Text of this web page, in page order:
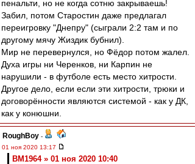
пенальти, но не когда сотню закрываешь!
Забил, потом Старостин даже предлагал
переигровку "Днепру" (сыграли 2:2 там и по
другому мячу Жиздик бубнил).
Мир не перевернулся, но Фёдор потом жалел.
Духа игры ни Черенков, ни Карпин не
нарушили - в футболе есть место хитрости.
Другое дело, если если эти хитрости, трюки и
договорённости являются системой - как у ДК,
как у конюшни.
RoughBoy -
01 ноя 2020 13:17
BM1964 » 01 ноя 2020 10:40